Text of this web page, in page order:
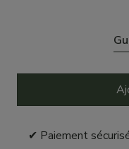
✔ Paiement